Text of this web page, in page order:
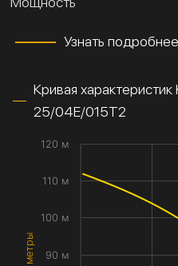
Узнать подробнее
Кривая
25/04Е/015Т2
90 м
100 м
110 м
120 м